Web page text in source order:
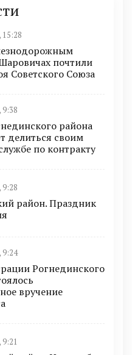
15:28
почтили
Советского Союза
9:38
района
делиться своим
по контракту
9:28
район. Праздник
9:24
Рогнединского
вручение
9:21